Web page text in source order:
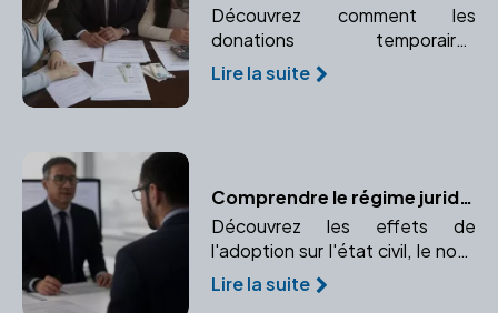
Découvrez comment les
donations temporaires
d'usufruit peuvent vous aider à
optimiser votre fiscalité et
Lire la suite
Comprendre le régime juridique de l'adopté et ses changements
Découvrez les effets de
l'adoption sur l'état civil, le nom,
et les droits de l'enfant adopté.
Comprendre l'impact de
Lire la suite